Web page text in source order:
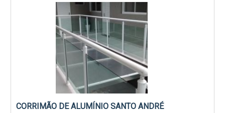
CORRIMÃO DE ALUMÍNIO SANTO ANDRÉ